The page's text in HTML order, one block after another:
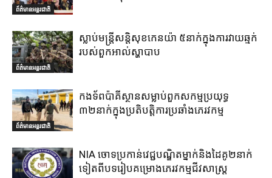
ព័ត៌មានអន្តរជាតិ
ព័ត៌មានអន្តរជាតិ
ស្លាប់មន្ត្រីសន្តិសុខកេនយ៉ា ៥នាក់ក្នុងការវាយឆ្មក់
របស់ពួកអាល់ស្ហាបាប
ព័ត៌មានអន្តរជាតិ
កងទ័ពប៉ាគីស្ថានសម្លាប់ពួកសកម្មប្រយុទ្ធ
៣២នាក់ក្នុងប្រតិបត្តិការប្រឆាំងភេរវកម្ម
NIA ចោទប្រកាន់វេជ្ជបណ្ឌិតម្នាក់និងដៃគូ២នាក់
ទៀតពីបទរៀបគម្រោងភេរវកម្មជីវសាស្ត្រ